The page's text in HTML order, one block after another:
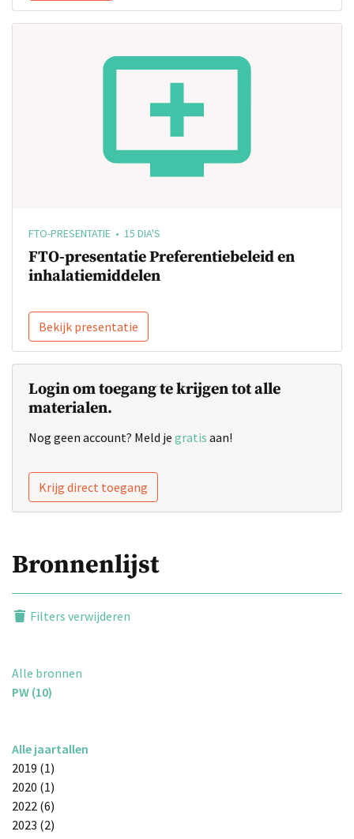
FTO-PRESENTATIE • 15 DIA'S
FTO-presentatie Preferentiebeleid en
inhalatiemiddelen
Bekijk presentatie
Login om toegang te krijgen tot alle
materialen.
Nog geen account? Meld je gratis aan!
Krijg direct toegang
Bronnenlijst
Filters verwijderen
Alle bronnen
PW (10)
Alle jaartallen
2019 (1)
2020 (1)
2022 (6)
2023 (2)